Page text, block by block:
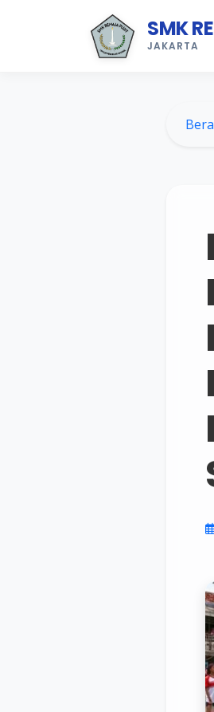
SMK
JAKARTA